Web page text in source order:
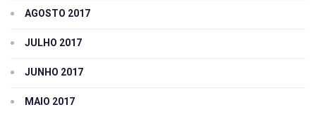
AGOSTO 2017
JULHO 2017
JUNHO 2017
MAIO 2017